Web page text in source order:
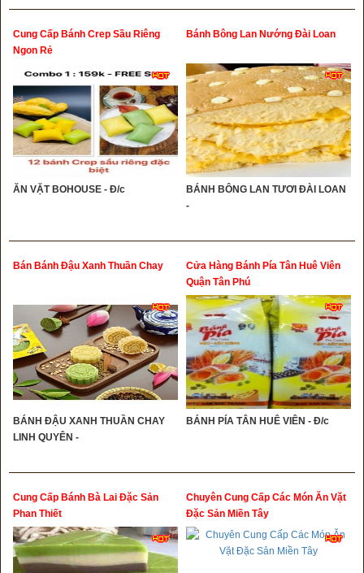
Cung Cấp Bánh Crep Sầu Riêng
Ngon Rẻ
ĂN VẶT BOHOUSE - Đ/c
Bánh Bông Lan Nướng Đài Loan
BÁNH BÔNG LAN TƯƠI ĐÀI LOAN
-
Bán Bánh Đậu Xanh Thuần Chay
BÁNH ĐẬU XANH THUẦN CHAY
LINH QUYÊN -
Cửa Hàng Bánh Pía Tân Huê Viên
Quận Tân Phú
BÁNH PÍA TÂN HUÊ VIÊN - Đ/c
Cung Cấp Bánh Bà Lai Đặc Sản
Phan Thiết
Chuyên Cung Cấp Các Món Ăn Vặt
Đặc Sản Miền Tây